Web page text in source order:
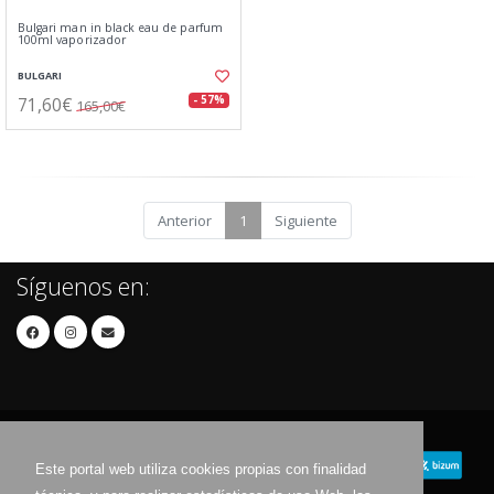
Este portal web utiliza cookies propias con finalidad
Bulgari man in black eau de parfum
100ml vaporizador
BULGARI
71,60€ 165,00€ - 57%
Anterior 1 Siguiente
Síguenos en: